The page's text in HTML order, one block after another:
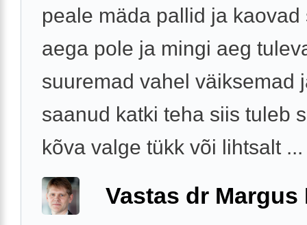
peale mäda pallid ja kaovad
aega pole ja mingi aeg
suuremad vahel väiksemad
saanud katki teha siis tuleb
kõva valge tükk või lihtsalt ...
Vastas dr Margus